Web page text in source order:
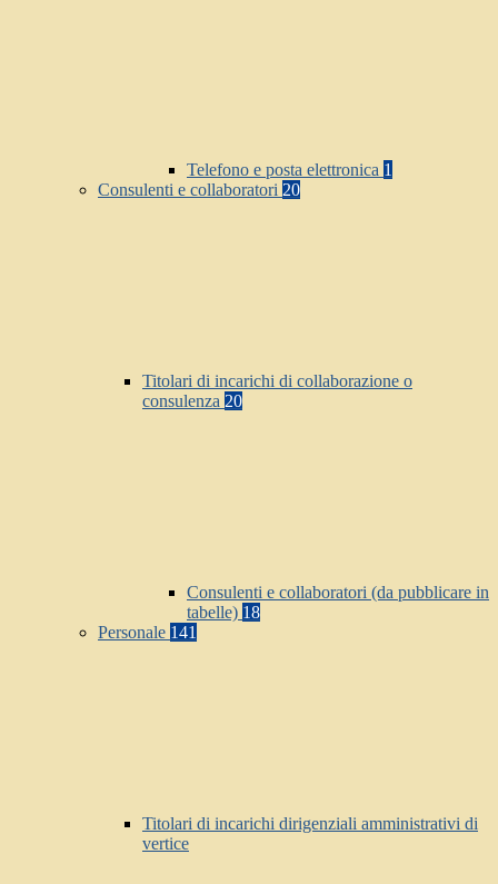
Telefono e posta elettronica 1
Consulenti e collaboratori 20
Titolari di incarichi di collaborazione o
consulenza 20
Consulenti e collaboratori (da pubblicare in
tabelle) 18
Personale 141
Titolari di incarichi dirigenziali amministrativi di
vertice